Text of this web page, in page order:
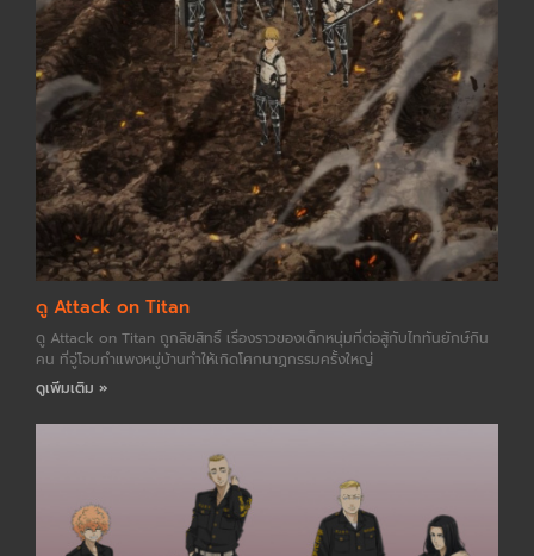
ดู Attack on Titan
ดู Attack on Titan ถูกลิขสิทธิ์ เรื่องราวของเด็กหนุ่มที่ต่อสู้กับไททันยักษ์กิน
คน ที่จู่โจมกำแพงหมู่บ้านทำให้เกิดโศกนาฏกรรมครั้งใหญ่
ดูเพิ่มเติม »